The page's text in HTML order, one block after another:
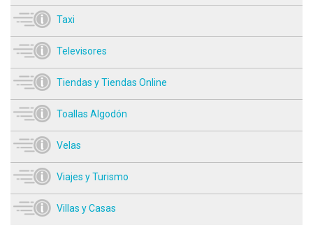
Taxi
Televisores
Tiendas y Tiendas Online
Toallas Algodón
Velas
Viajes y Turismo
Villas y Casas